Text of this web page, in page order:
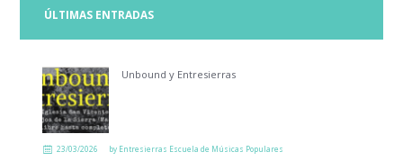
ÚLTIMAS ENTRADAS
Unbound y Entresierras
23/03/2026 by Entresierras Escuela de Músicas Populares